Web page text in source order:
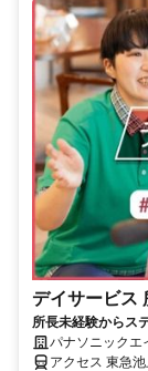
デイサービス
所長未経験からス
機会の多い職場で
近隣所長と連携し
パナソニックエ
ー千鳥・デイサ
アクセス 東急